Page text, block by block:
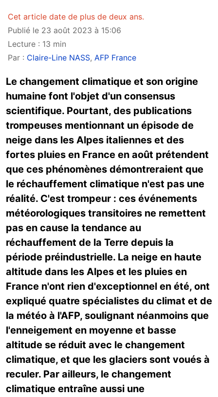
Cet article date de plus de deux ans.
Publié le 23 août 2023 à 15:06
Lecture : 13 min
Par : Claire-Line NASS, AFP France
Le changement climatique et son origine
humaine font l'objet d'un consensus
scientifique. Pourtant, des publications
trompeuses mentionnant un épisode de
neige dans les Alpes italiennes et des
fortes pluies en France en août prétendent
que ces phénomènes démontreraient que
le réchauffement climatique n'est pas une
réalité. C'est trompeur : ces événements
météorologiques transitoires ne remettent
pas en cause la tendance au
réchauffement de la Terre depuis la
période préindustrielle. La neige en haute
altitude dans les Alpes et les pluies en
France n'ont rien d'exceptionnel en été, ont
expliqué quatre spécialistes du climat et de
la météo à l'AFP, soulignant néanmoins que
l'enneigement en moyenne et basse
altitude se réduit avec le changement
climatique, et que les glaciers sont voués à
reculer. Par ailleurs, le changement
climatique entraîne aussi une